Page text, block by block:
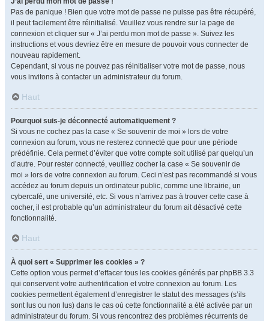
Pas de panique ! Bien que votre mot de passe ne puisse pas être récupéré,
il peut facilement être réinitialisé. Veuillez vous rendre sur la page de
connexion et cliquer sur « J’ai perdu mon mot de passe ». Suivez les
instructions et vous devriez être en mesure de pouvoir vous connecter de
nouveau rapidement.
Cependant, si vous ne pouvez pas réinitialiser votre mot de passe, nous
vous invitons à contacter un administrateur du forum.
Haut
Pourquoi suis-je déconnecté automatiquement ?
Si vous ne cochez pas la case « Se souvenir de moi » lors de votre
connexion au forum, vous ne resterez connecté que pour une période
prédéfinie. Cela permet d’éviter que votre compte soit utilisé par quelqu’un
d’autre. Pour rester connecté, veuillez cocher la case « Se souvenir de
moi » lors de votre connexion au forum. Ceci n’est pas recommandé si vous
accédez au forum depuis un ordinateur public, comme une librairie, un
cybercafé, une université, etc. Si vous n’arrivez pas à trouver cette case à
cocher, il est probable qu’un administrateur du forum ait désactivé cette
fonctionnalité.
Haut
À quoi sert « Supprimer les cookies » ?
Cette option vous permet d’effacer tous les cookies générés par phpBB 3.3
qui conservent votre authentification et votre connexion au forum. Les
cookies permettent également d’enregistrer le statut des messages (s’ils
sont lus ou non lus) dans le cas où cette fonctionnalité a été activée par un
administrateur du forum. Si vous rencontrez des problèmes récurrents de